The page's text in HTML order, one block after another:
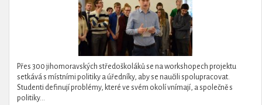
Přes 300 jihomoravských středoškoláků se na workshopech projektu
setkává s místními politiky a úředníky, aby se naučili spolupracovat.
Studenti definují problémy, které ve svém okolí vnímají, a společně s
politiky...